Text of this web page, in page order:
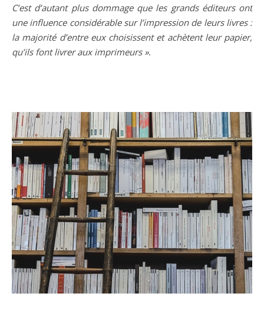
C’est d’autant plus dommage que les grands éditeurs ont
une influence considérable sur l’impression de leurs livres :
la majorité d’entre eux choisissent et achètent leur papier,
qu’ils font livrer aux imprimeurs ».